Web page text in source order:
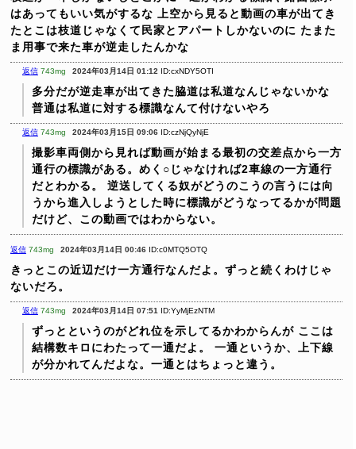
はあってもいい気がするな 上空から見ると動画の車が出てき
たとこは枝道じゃなくて民家とアパートしかないのに たまた
ま用事で来た車が逆走したんかな
返信 743mg 2024年03月14日 01:12 ID:cxNDY5OTI
多分だが逆走車が出てきた脇道は私道なんじゃないかな
普通は私道に対する標識なんて付けないやろ
返信 743mg 2024年03月15日 09:06 ID:czNjQyNjE
撮影車両側から見れば動画が始まる最初の交差点から一方
通行の標識がある。めく○じゃなければ2車線の一方通行
だとわかる。
逆送してくる奴がどうのこうの言うには向
うから進入しようとした時に標識がどうなってるかが問題
だけど、この動画ではわからない。
返信 743mg 2024年03月14日 00:46 ID:c0MTQ5OTQ
きっとこの近辺だけ一方通行なんだよ。ずっと続くわけじゃ
ないだろ。
返信 743mg 2024年03月14日 07:51 ID:YyMjEzNTM
ずっとというのがどれ位を示してるかわからんが ここは
結構数キロにわたって一通だよ。
一通というか、上下線
が分かれてんだよな。一通とはちょっと違う。